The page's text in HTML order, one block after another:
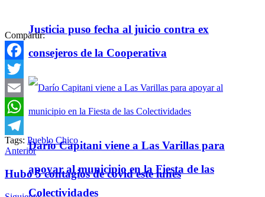
Justicia puso fecha al juicio contra ex
consejeros de la Cooperativa
Darío Capitani viene a Las Varillas para
apoyar al municipio en la Fiesta de las
Colectividades
Compartir:
Facebook
Twitter
Email
WhatsApp
Telegram
Tags: Pueblo Chico
Anterior
Hubo 5 contagios de covid este lunes